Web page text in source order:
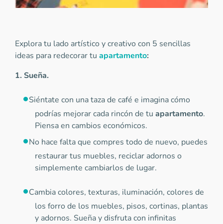
Explora tu lado artístico y creativo con 5 sencillas
ideas para redecorar tu apartamento:
1. Sueña.
Siéntate con una taza de café e imagina cómo
podrías mejorar cada rincón de tu apartamento.
Piensa en cambios económicos.
No hace falta que compres todo de nuevo, puedes
restaurar tus muebles, reciclar adornos o
simplemente cambiarlos de lugar.
Cambia colores, texturas, iluminación, colores de
los forro de los muebles, pisos, cortinas, plantas
y adornos. Sueña y disfruta con infinitas